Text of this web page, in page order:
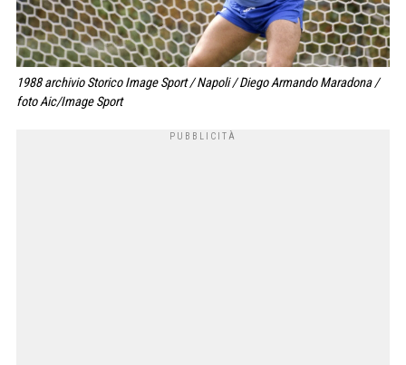
1988 archivio Storico Image Sport / Napoli / Diego Armando Maradona /
foto Aic/Image Sport